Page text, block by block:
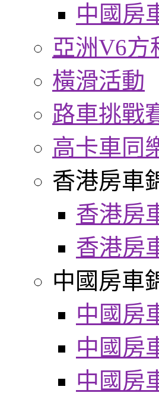
中國房
亞洲V6方
橫滑活動
路車挑戰
高卡車同
香港房車
香港房
香港房
中國房車
中國房
中國房
中國房